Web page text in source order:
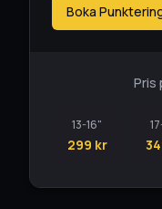
Boka
Pris
13-16"
299 kr